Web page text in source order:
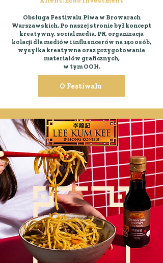
Obsługa Festiwalu Piwa w Browarach
Warszawskich. Po naszej stronie był koncept
kreatywny, social media, PR, organizacja
kolacji dla mediów i influencerów na 140 osób,
wysyłka kreatywna oraz przygotowanie
materiałów graficznych,
w tym OOH.
O Festiwalu